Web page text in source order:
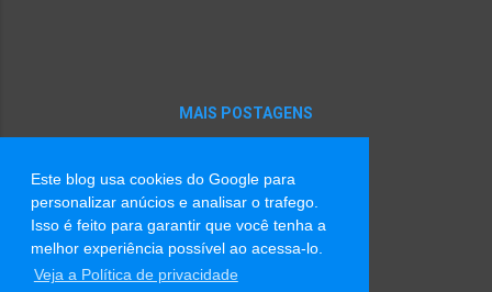
Este blog usa cookies do Google para
personalizar anúcios e analisar o trafego.
Isso é feito para garantir que você tenha a
melhor experiência possível ao acessa-lo.
Veja a Política de privacidade
MAIS POSTAGENS
Tecnologia do Blogger
Imagens de tema por